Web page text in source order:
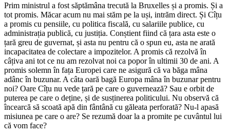
Prim ministrul a fost săptămâna trecută la Bruxelles și a promis. Și a
tot promis. Măcar acum nu mai stăm pe la uși, intrăm direct. Și Cîțu
a promis cu pensiile, cu politica fiscală, cu salariile publice, cu
administrația publică, cu justiția. Conștient fiind că țara asta este o
țară greu de guvernat, și asta nu pentru că o spun eu, asta ne arată
incapacitatea de colectare a impozitelor. A promis că rezolvă în
câțiva ani tot ce nu am rezolvat noi ca popor în ultimii 30 de ani. A
promis solemn în fața Europei care ne asigură că va băga mâna
adânc în buzunar. A câta oară bagă Europa mâna în buzunar pentru
noi? Oare Cîțu nu vede țară pe care o guvernează? Sau e orbit de
puterea pe care o deține, și de susținerea politicului. Nu observă că
încearcă să scoată apă din fântână cu găleata perforată? Nu-l apasă
misiunea pe care o are? Se rezumă doar la a promite pe cuvântul lui
că vom face?